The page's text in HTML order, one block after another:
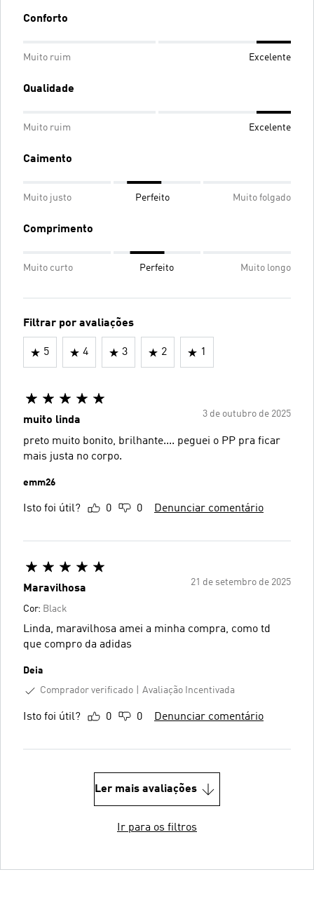
Conforto
Muito ruim Excelente
Qualidade
Muito ruim Excelente
Caimento
Muito justo Perfeito Muito folgado
Comprimento
Muito curto Perfeito Muito longo
Filtrar por avaliações
5 4 3 2 1
3 de outubro de 2025
muito linda
preto muito bonito, brilhante.... peguei o PP pra ficar
mais justa no corpo.
emm26
Isto foi útil? 0 0 Denunciar comentário
21 de setembro de 2025
Maravilhosa
Cor: Black
Linda, maravilhosa amei a minha compra, como td
que compro da adidas
Deia
Comprador verificado
Avaliação Incentivada
Isto foi útil? 0 0 Denunciar comentário
Ler mais avaliações
Ir para os filtros